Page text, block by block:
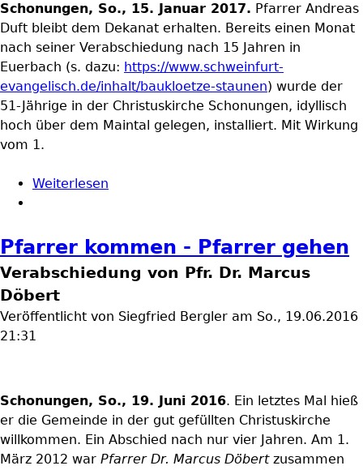
Schonungen, So., 15. Januar 2017. Pfarrer Andreas
Duft bleibt dem Dekanat erhalten. Bereits einen Monat
nach seiner Verabschiedung nach 15 Jahren in
Euerbach (s. dazu: https://www.schweinfurt-
evangelisch.de/inhalt/baukloetze-staunen) wurde der
51-Jährige in der Christuskirche Schonungen, idyllisch
hoch über dem Maintal gelegen, installiert. Mit Wirkung
vom 1.
Weiterlesen
Pfarrer kommen - Pfarrer gehen
Verabschiedung von Pfr. Dr. Marcus
Döbert
Veröffentlicht von Siegfried Bergler am So., 19.06.2016
21:31
Schonungen, So., 19. Juni 2016. Ein letztes Mal hieß
er die Gemeinde in der gut gefüllten Christuskirche
willkommen. Ein Abschied nach nur vier Jahren. Am 1.
März 2012 war Pfarrer Dr. Marcus Döbertzusammen